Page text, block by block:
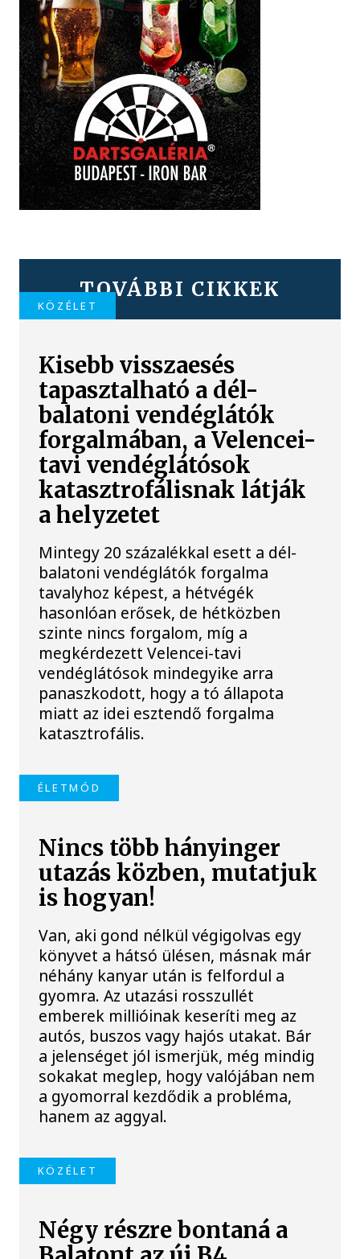
TOVÁBBI CIKKEK
KÖZÉLET
Kisebb visszaesés
tapasztalható a dél-
balatoni vendéglátók
forgalmában, a Velencei-
tavi vendéglátósok
katasztrofálisnak látják
a helyzetet
Mintegy 20 százalékkal esett a dél-
balatoni vendéglátók forgalma
tavalyhoz képest, a hétvégék
hasonlóan erősek, de hétközben
szinte nincs forgalom, míg a
megkérdezett Velencei-tavi
vendéglátósok mindegyike arra
panaszkodott, hogy a tó állapota
miatt az idei esztendő forgalma
katasztrofális.
ÉLETMÓD
Nincs több hányinger
utazás közben, mutatjuk
is hogyan!
Van, aki gond nélkül végigolvas egy
könyvet a hátsó ülésen, másnak már
néhány kanyar után is felfordul a
gyomra. Az utazási rosszullét
emberek millióinak keseríti meg az
autós, buszos vagy hajós utakat. Bár
a jelenséget jól ismerjük, még mindig
sokakat meglep, hogy valójában nem
a gyomorral kezdődik a probléma,
hanem az aggyal.
KÖZÉLET
Négy részre bontaná a